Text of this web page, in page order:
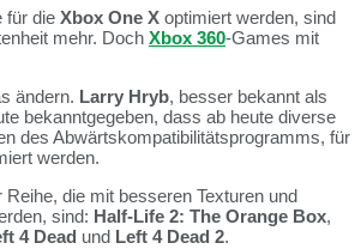
für die Xbox One X optimiert werden, sind
mehr. Doch Xbox 360-Games mit
ändern. Larry Hryb, besser bekannt als
bekanntgegeben, dass ab heute diverse
des Abwärtskompatibilitätsprogramms, für
werden.
Reihe, die mit besseren Texturen und
sind: Half-Life 2: The Orange Box,
4 Dead und Left 4 Dead 2.